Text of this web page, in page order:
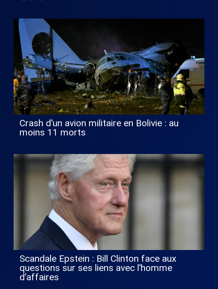
Crash d’un avion militaire en Bolivie : au
moins 11 morts
Scandale Epstein : Bill Clinton face aux
questions sur ses liens avec l’homme
d’affaires